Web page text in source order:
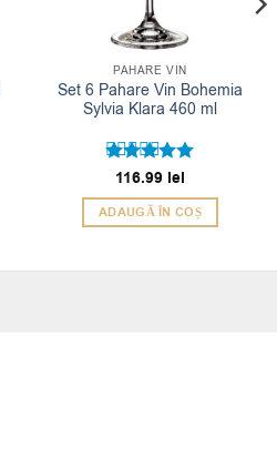
PAHARE VIN
Set 6 Pahare Vin Bohemia
Sylvia Klara 460 ml
Evaluat la
5din 5
116.99 lei
ADAUGĂ ÎN COȘ